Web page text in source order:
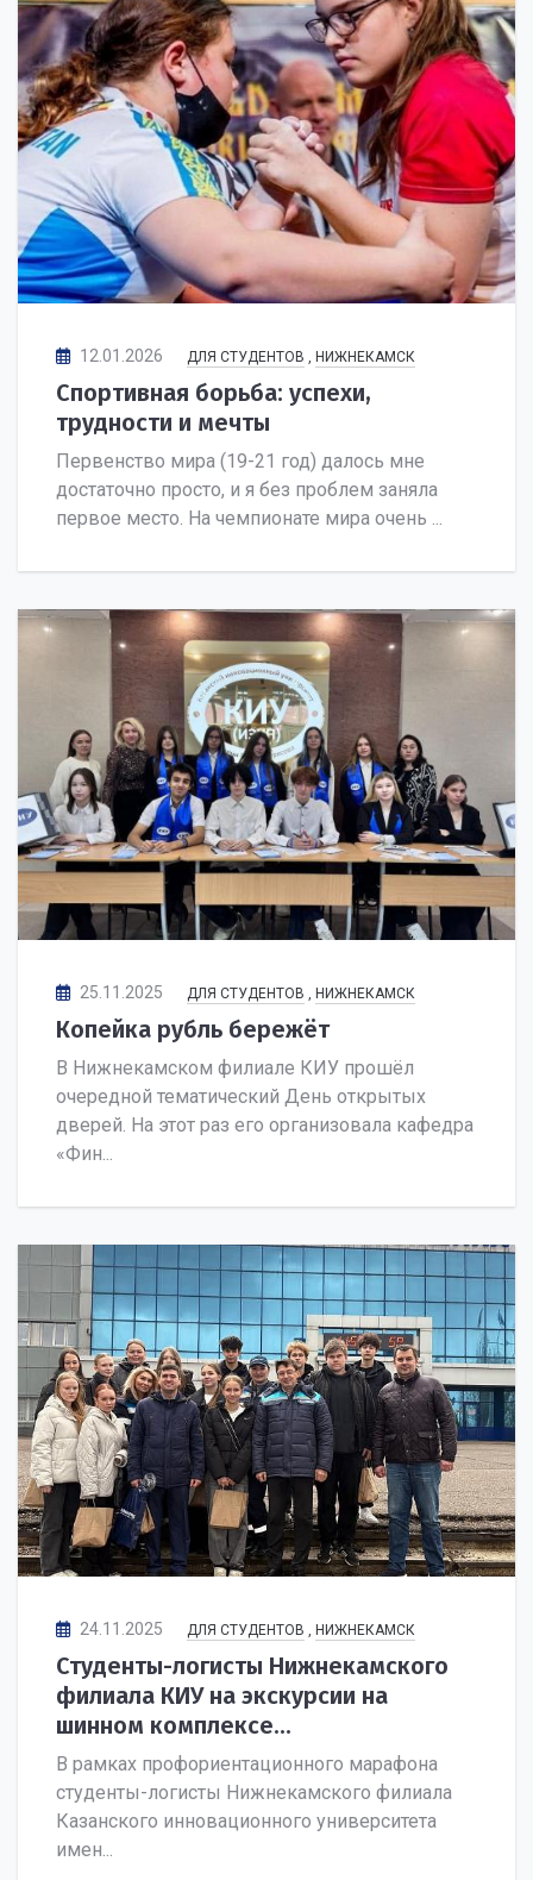
12.01.2026 ДЛЯ СТУДЕНТОВ НИЖНЕКАМСК
Спортивная борьба: успехи,
трудности и мечты
Первенство мира (19-21 год) далось мне
достаточно просто, и я без проблем заняла
первое место. На чемпионате мира очень ...
25.11.2025 ДЛЯ СТУДЕНТОВ , НИЖНЕКАМСК
Копейка рубль бережёт
В Нижнекамском филиале КИУ прошёл
очередной тематический День открытых
дверей. На этот раз его организовала кафедра
«Фин...
24.11.2025 ДЛЯ СТУДЕНТОВ , НИЖНЕКАМСК
Студенты-логисты Нижнекамского
филиала КИУ на экскурсии на
шинном комплексе...
В рамках профориентационного марафона
студенты-логисты Нижнекамского филиала
Казанского инновационного университета
имен...